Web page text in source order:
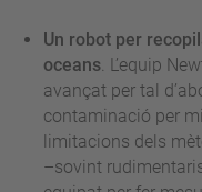
Un robot per
oceans . L’equip
avançat per tal
contaminació per
limitacions dels
–sovint